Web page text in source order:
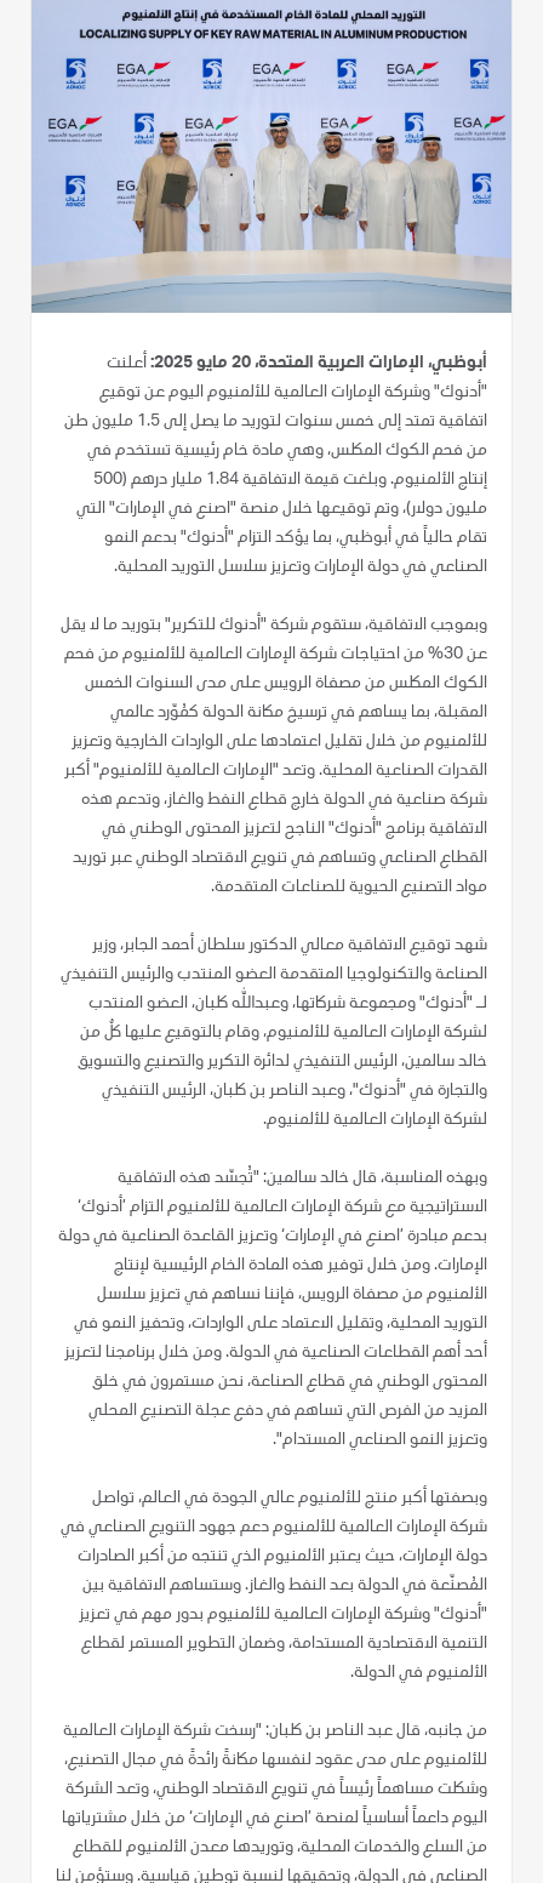
أبوظبي، الإمارات العربية المتحدة، 20 مايو 2025:
أعلنت
"أدنوك" وشركة الإمارات العالمية للألمنيوم اليوم عن توقيع
اتفاقية تمتد إلى خمس سنوات لتوريد ما يصل إلى 1.5 مليون طن
من فحم الكوك المكلس، وهي مادة خام رئيسية تستخدم في
إنتاج الألمنيوم. وبلغت قيمة الاتفاقية 1.84 مليار درهم (500
مليون دولار)، وتم توقيعها خلال منصة "اصنع في الإمارات" التي
تقام حالياً في أبوظبي، بما يؤكد التزام "أدنوك" بدعم النمو
الصناعي في دولة الإمارات وتعزيز سلاسل التوريد المحلية.
وبموجب الاتفاقية، ستقوم شركة "أدنوك للتكرير" بتوريد ما لا يقل
عن 30% من احتياجات شركة الإمارات العالمية للألمنيوم من فحم
الكوك المكلس من مصفاة الرويس على مدى السنوات الخمس
المقبلة، بما يساهم في ترسيخ مكانة الدولة كمُوّرد عالمي
للألمنيوم من خلال تقليل اعتمادها على الواردات الخارجية وتعزيز
القدرات الصناعية المحلية. وتعد "الإمارات العالمية للألمنيوم" أكبر
شركة صناعية في الدولة خارج قطاع النفط والغاز، وتدعم هذه
الاتفاقية برنامج "أدنوك" الناجح لتعزيز المحتوى الوطني في
القطاع الصناعي وتساهم في تنويع الاقتصاد الوطني عبر توريد
مواد التصنيع الحيوية للصناعات المتقدمة.
شهد توقيع الاتفاقية معالي الدكتور سلطان أحمد الجابر، وزير
الصناعة والتكنولوجيا المتقدمة العضو المنتدب والرئيس التنفيذي
لـ "أدنوك" ومجموعة شركاتها، وعبدالله كلبان، العضو المنتدب
لشركة الإمارات العالمية للألمنيوم، وقام بالتوقيع عليها كلٌ من
خالد سالمين، الرئيس التنفيذي لدائرة التكرير والتصنيع والتسويق
والتجارة في "أدنوك"، وعبد الناصر بن كلبان، الرئيس التنفيذي
لشركة الإمارات العالمية للألمنيوم.
وبهذه المناسبة، قال خالد سالمين: "تُجسّد هذه الاتفاقية
الاستراتيجية مع شركة الإمارات العالمية للألمنيوم التزام ’أدنوك‘
بدعم مبادرة ’اصنع في الإمارات‘ وتعزيز القاعدة الصناعية في دولة
الإمارات. ومن خلال توفير هذه المادة الخام الرئيسية لإنتاج
الألمنيوم من مصفاة الرويس، فإننا نساهم في تعزيز سلاسل
التوريد المحلية، وتقليل الاعتماد على الواردات، وتحفيز النمو في
أحد أهم القطاعات الصناعية في الدولة. ومن خلال برنامجنا لتعزيز
المحتوى الوطني في قطاع الصناعة، نحن مستمرون في خلق
المزيد من الفرص التي تساهم في دفع عجلة التصنيع المحلي
وتعزيز النمو الصناعي المستدام".
وبصفتها أكبر منتج للألمنيوم عالي الجودة في العالم، تواصل
شركة الإمارات العالمية للألمنيوم دعم جهود التنويع الصناعي في
دولة الإمارات، حيث يعتبر الألمنيوم الذي تنتجه من أكبر الصادرات
المُصنّعة في الدولة بعد النفط والغاز. وستساهم الاتفاقية بين
"أدنوك" وشركة الإمارات العالمية للألمنيوم بدور مهم في تعزيز
التنمية الاقتصادية المستدامة، وضمان التطوير المستمر لقطاع
الألمنيوم في الدولة.
من جانبه، قال عبد الناصر بن كلبان: "رسخت شركة الإمارات العالمية
للألمنيوم على مدى عقود لنفسها مكانةً رائدةً في مجال التصنيع،
وشكلت مساهماً رئيساً في تنويع الاقتصاد الوطني، وتعد الشركة
اليوم داعماً أساسياً لمنصة ’اصنع في الإمارات‘ من خلال مشترياتها
من السلع والخدمات المحلية، وتوريدها معدن الألمنيوم للقطاع
الصناعي في الدولة، وتحقيقها لنسبة توطين قياسية. وستؤمن لنا